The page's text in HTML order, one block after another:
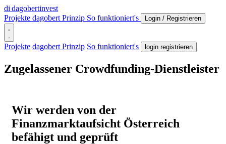
di dagobertinvest
Projekte dagobert Prinzip So funktioniert's Login / Registrieren
Projekte dagobert Prinzip So funktioniert's login registrieren
Zugelassener Crowdfunding-Dienstleister
Wir werden von der
Finanzmarktaufsicht Österreich
befähigt und geprüft